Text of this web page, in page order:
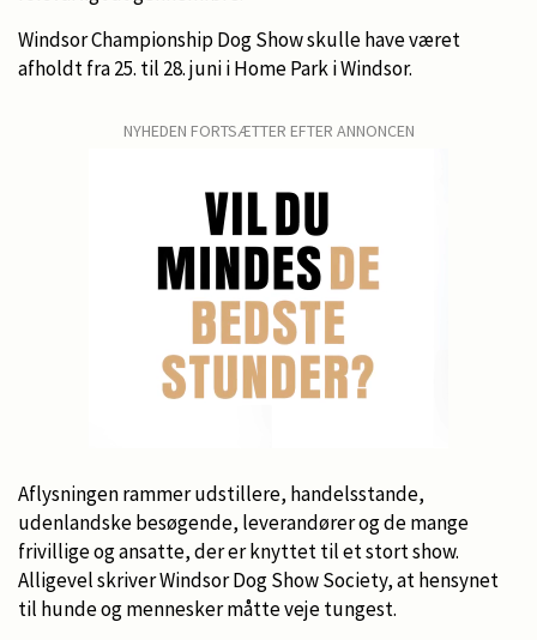
Windsor Championship Dog Show skulle have været
afholdt fra 25. til 28. juni i Home Park i Windsor.
NYHEDEN FORTSÆTTER EFTER ANNONCEN
Aflysningen rammer udstillere, handelsstande,
udenlandske besøgende, leverandører og de mange
frivillige og ansatte, der er knyttet til et stort show.
Alligevel skriver Windsor Dog Show Society, at hensynet
til hunde og mennesker måtte veje tungest.